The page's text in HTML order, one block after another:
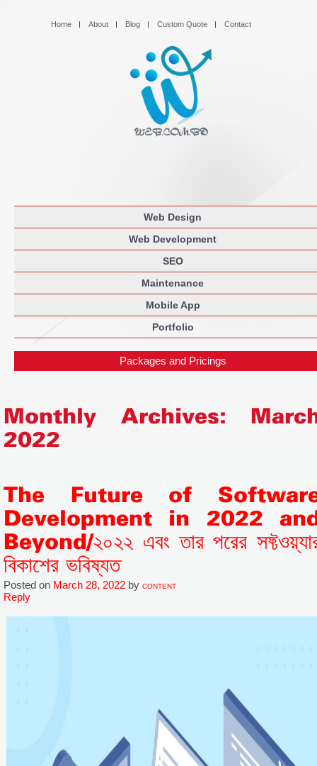
Home About Blog Custom Quote Contact
Web Design
Web Development
SEO
Maintenance
Mobile App
Portfolio
Packages and Pricings
Monthly Archives:
2022
The Future of
Development in 2022
Beyond/২০২২ এবং তার পরের
বিকাশের ভবিষ্যত
Posted on March 28, 2022 by CONTENT
Reply